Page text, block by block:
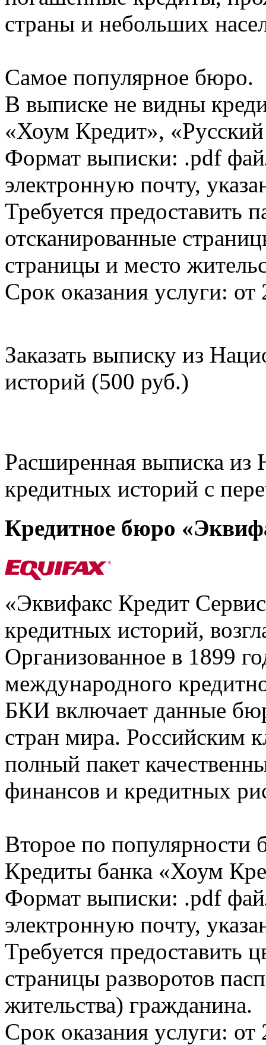
страны и небольших
Самое популярное бюро.
В выписке не видны
«Хоум Кредит»,
Формат выписки: .pdf
электронную почту,
Требуется предоставить
отсканированные
страницы и место
Срок оказания услуги: от
Заказать выписку из
историй (500 руб.)
Расширенная выписка из
кредитных историй с
Кредитное бюро
«Эквифакс Кредит
кредитных историй,
Организованное в 1899
международного
БКИ включает данные
стран мира. Российским
полный пакет
финансов и кредитных
Второе по популярности
Кредиты банка «Хоум
Формат выписки: .pdf
электронную почту,
Требуется предоставить
страницы разворотов
жительства) гражданина.
Срок оказания услуги: от